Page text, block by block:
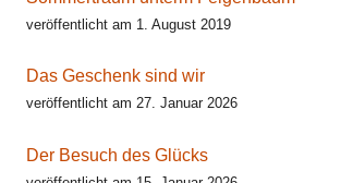
veröffentlicht am 1. August 2019
Das Geschenk sind wir
veröffentlicht am 27. Januar 2026
Der Besuch des Glücks